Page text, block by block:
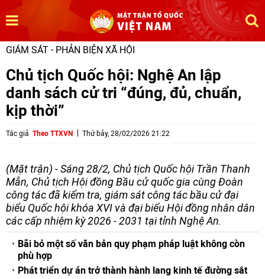
GIÁM SÁT - PHẢN BIỆN XÃ HỘI
Chủ tịch Quốc hội: Nghệ An lập
danh sách cử tri “đúng, đủ, chuẩn,
kịp thời”
Tác giả Theo TTXVN Thứ bảy, 28/02/2026 21:22
(Mặt trận) - Sáng 28/2, Chủ tịch Quốc hội Trần Thanh
Mẫn, Chủ tịch Hội đồng Bầu cử quốc gia cùng Đoàn
công tác đã kiểm tra, giám sát công tác bầu cử đại
biểu Quốc hội khóa XVI và đại biểu Hội đồng nhân dân
các cấp nhiệm kỳ 2026 - 2031 tại tỉnh Nghệ An.
Bãi bỏ một số văn bản quy phạm pháp luật không còn
phù hợp
Phát triển dự án trở thành hành lang kinh tế đường sắt